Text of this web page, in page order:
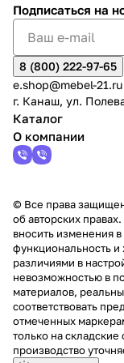
Подписаться на
8 (800) 222-97-65
e.shop@mebel-21.ru
г. Канаш, ул.
Каталог
О компании
© Все права
об авторских
вносить изменения
функциональность
различиями в
невозможностью в
материалов,
соответствовать
отмеченных
только на складские
производство